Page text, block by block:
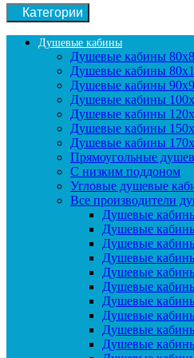
Категории
Душевые кабины
Душевые кабины
Душевые кабины
Душевые кабины
Душевые кабины
Душевые кабины
Душевые кабины
Душевые кабины
Прямоугольные
С низким поддоном
Угловые душевые
Все производители
Душевые
Душевые
Душевые
Душевые
Душевые
Душевые
Душевые
Душевые
Душевые
Душевые